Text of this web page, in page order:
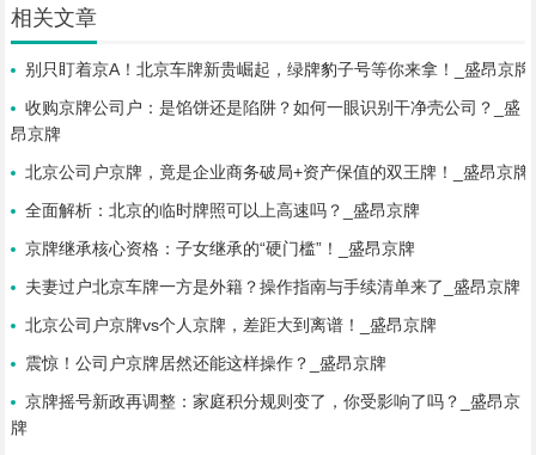
相关文章
别只盯着京A！北京车牌新贵崛起，绿牌豹子号等你来拿！_盛昂京牌
收购京牌公司户：是馅饼还是陷阱？如何一眼识别干净壳公司？_盛
昂京牌
北京公司户京牌，竟是企业商务破局+资产保值的双王牌！_盛昂京牌
全面解析：北京的临时牌照可以上高速吗？_盛昂京牌
京牌继承核心资格：子女继承的“硬门槛”！_盛昂京牌
夫妻过户北京车牌一方是外籍？操作指南与手续清单来了_盛昂京牌
北京公司户京牌vs个人京牌，差距大到离谱！_盛昂京牌
震惊！公司户京牌居然还能这样操作？_盛昂京牌
京牌摇号新政再调整：家庭积分规则变了，你受影响了吗？_盛昂京
牌